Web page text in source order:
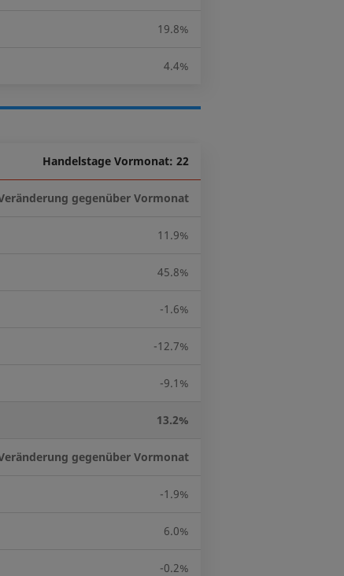
19.8%
4.4%
Handelstage Vormonat: 22
gegenüber Vormonat
11.9%
45.8%
-1.6%
-12.7%
-9.1%
13.2%
gegenüber Vormonat
-1.9%
6.0%
-0.2%